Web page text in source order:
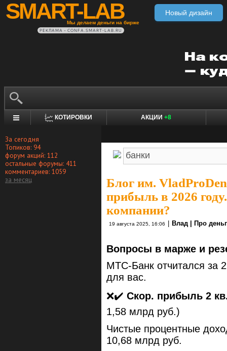
SMART-LAB
Мы делаем деньги на бирже
Новый дизайн
РЕКЛАМА • CONFA.SMART-LAB.RU
КОТИРОВКИ АКЦИИ +8
За сегодня
Топиков: 94
форум акций: 112
остальные форумы: 411
комментариев: 1059
за месяц
Блог им.
прибыль в 2026
компании?
19 августа 2025, 16:06 Влад | Про
Вопросы в марже и
МТС-Банк отчитался за
для вас.
❌✔️ Скор. прибыль 2
1,58 млрд руб.)
Чистые процентные
10,68 млрд руб.